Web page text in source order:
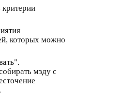
которых можно
мзду с